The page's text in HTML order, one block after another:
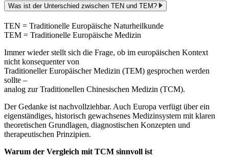
Was ist der Unterschied zwischen TEN und TEM?
TEN = Traditionelle Europäische Naturheilkunde
TEM = Traditionelle Europäische Medizin
Immer wieder stellt sich die Frage, ob im europäischen Kontext
nicht konsequenter von
Traditioneller Europäischer Medizin (TEM) gesprochen werden
sollte –
analog zur Traditionellen Chinesischen Medizin (TCM).
Der Gedanke ist nachvollziehbar. Auch Europa verfügt über ein
eigenständiges, historisch gewachsenes Medizinsystem mit klaren
theoretischen Grundlagen, diagnostischen Konzepten und
therapeutischen Prinzipien.
Warum der Vergleich mit TCM sinnvoll ist